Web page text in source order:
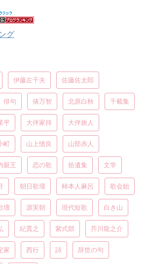
グ
伊藤左千夫 佐藤佐太郎
俳句 俵万智 北原白秋 千載集
平 大伴家持 大伴旅人
町 山上憶良 山部赤人
親王 恋の歌 拾遺集 文学
朝日歌壇 柿本人麻呂 歌会始
壇 源実朝 現代短歌 白き山
紀貫之 紫式部 芥川龍之介
家 西行 詩 辞世の句